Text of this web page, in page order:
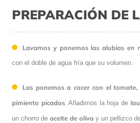
PREPARACIÓN DE
Lavamos y ponemos las alubias en
con el doble de agua fría que su volumen.
Las ponemos a cocer con el
pimiento picados. Añadimos la hoja de
un chorro de aceite de oliva y un pellizco